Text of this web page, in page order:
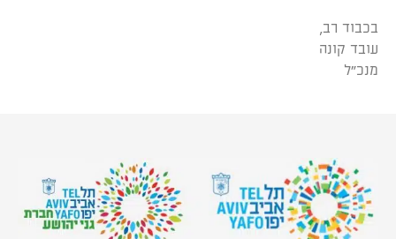
בכבוד רב,
עובד קונה
מנכ"ל